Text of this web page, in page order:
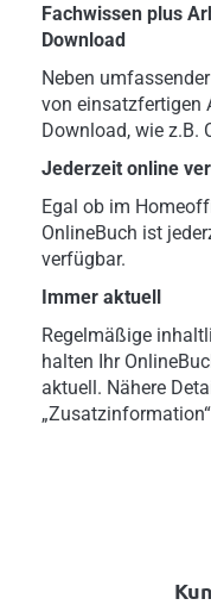
Fachwissen plus
Download
Neben
von einsatzfertigen
Download, wie z.B.
Jederzeit online
Egal ob im
OnlineBuch ist
verfügbar.
Immer aktuell
Regelmäßige
halten Ihr
aktuell. Nähere